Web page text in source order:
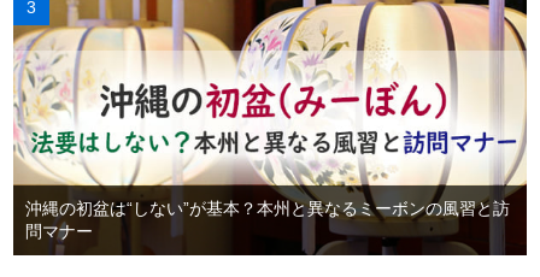
沖縄の初盆は“しない”が基本？本州と異なるミーボンの風習と訪
問マナー